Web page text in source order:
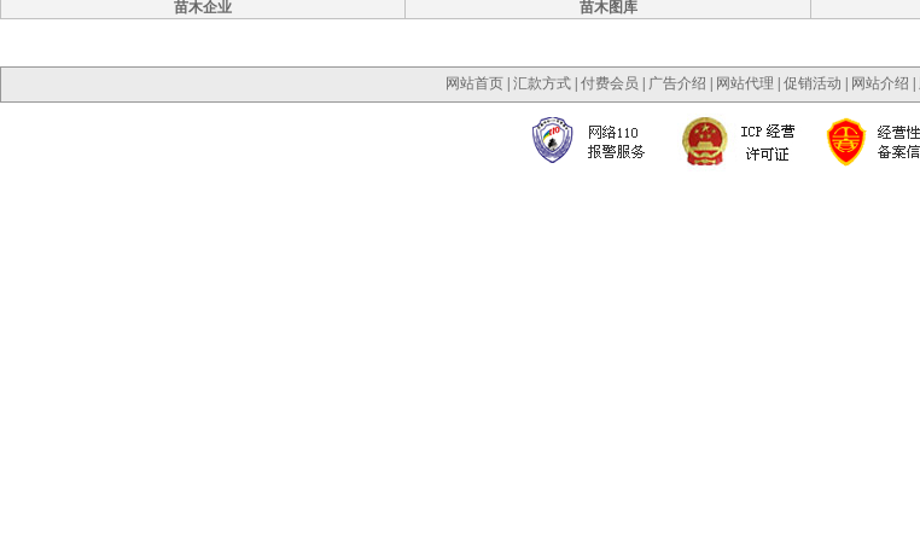
苗木企业 苗木图库
网站首页| 汇款方式| 付费会员 广告介绍 网站代理 促销活动 网站介绍